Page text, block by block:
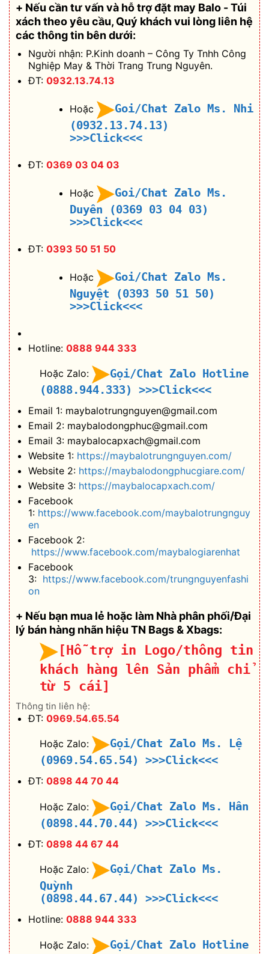
+ Nếu cần tư vấn và hỗ trợđặt may Balo - Túi
xách theo yêu cầu, Quý khách vui lòng liên hệ
các thông tin bên dưới:
Người nhận: P.Kinh doanh – Công Ty Tnhh Công
Nghiệp May & Thời Trang Trung Nguyên.
ĐT: 0932.13.74.13
Hoặc
Goi/Chat Zalo Ms. Nhi
(0932.13.74.13)
>>>Click<<<
ĐT: 0369 03 04 03
Hoặc
Goi/Chat Zalo Ms.
Duyên (0369 03 04 03)
>>>Click<<<
ĐT: 0393 50 51 50
Hoặc
Goi/Chat Zalo Ms.
Nguyệt (0393 50 51 50)
>>>Click<<<
Hotline: 0888 944 333
Hoặc Zalo:
Gọi/Chat Zalo Hotline
(0888.944.333)
>>>Click<<<
Email 1: maybalotrungnguyen@gmail.com
Email 2: maybalodongphuc@gmail.com
Email 3: maybalocapxach@gmail.com
Website 1: https://maybalotrungnguyen.com/
Website 2: https://maybalodongphucgiare.com/
Website 3: https://maybalocapxach.com/
Facebook
1: https://www.facebook.com/maybalotrungnguy
en
Facebook 2:
https://www.facebook.com/maybalogiarenhat
Facebook
3: https://www.facebook.com/trungnguyenfashi
on
+ Nếu bạn mua lẻ hoặc làm Nhà phân phối/Đại
lý bán hàng nhãn hiệu TN Bags & Xbags:
[Hỗ trợ in Logo/thông tin
khách hàng lên Sản phẩm chỉ
từ 5 cái]
Thông tin liên hệ:
ĐT: 0969.54.65.54
Hoặc Zalo:
Gọi/Chat Zalo Ms. Lệ
(0969.54.65.54)
>>>Click<<<
ĐT: 0898 44 70 44
Hoặc Zalo:
Gọi/Chat Zalo Ms. Hân
(0898.44.70.44)
>>>Click<<<
ĐT: 0898 44 67 44
Hoặc Zalo:
Gọi/Chat Zalo Ms.
Quỳnh
(0898.44.67.44)
>>>Click<<<
Hotline: 0888 944 333
Hoặc Zalo: Gọi/Chat Zalo Hotline